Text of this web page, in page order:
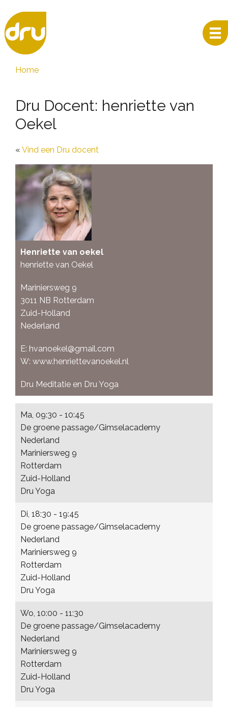
Home
Dru Docent: henriette van
Oekel
Vind een Dru docent
Henriette van oekel
henriette van Oekel
Mariniersweg 9
3011 NB Rotterdam
Zuid-Holland
Nederland
E: hvanoekel@gmail.com
W: www.henriettevanoekel.nl
Dru Meditatie en Dru Yoga
Ma, 09:30 - 10:45
De groene passage/Gimselacademy
Nederland
Mariniersweg 9
Rotterdam
Zuid-Holland
Dru Yoga
Di, 18:30 - 19:45
De groene passage/Gimselacademy
Nederland
Mariniersweg 9
Rotterdam
Zuid-Holland
Dru Yoga
Wo, 10:00 - 11:30
De groene passage/Gimselacademy
Nederland
Mariniersweg 9
Rotterdam
Zuid-Holland
Dru Yoga